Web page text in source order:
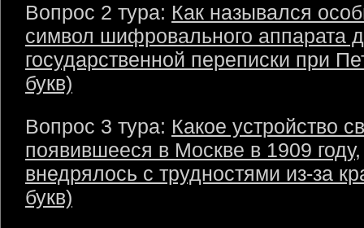
Вопрос 2 тура: Как назывался
символ шифровального аппарата
государственной переписки при
букв)
Вопрос 3 тура: Какое устройство
появившееся в Москве в 1909 году,
внедрялось с трудностями из-за
букв)